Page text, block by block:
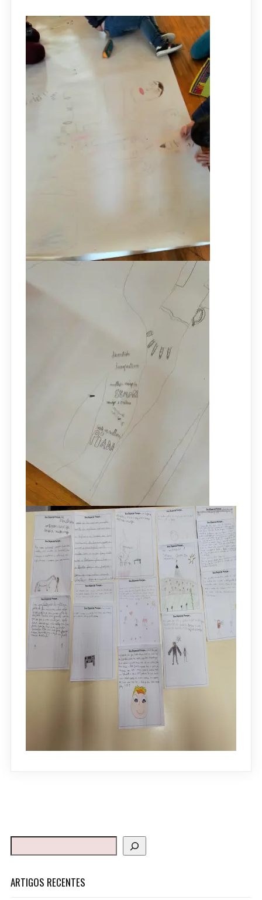
ARTIGOS RECENTES